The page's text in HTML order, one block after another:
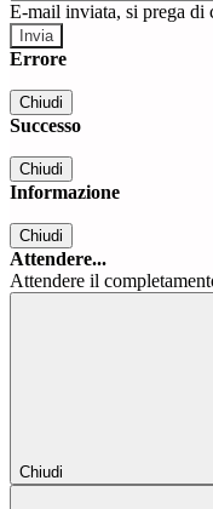
E-mail inviata, si prega di
Errore
Chiudi
Successo
Chiudi
Informazione
Chiudi
Attendere...
Attendere il
Chiudi